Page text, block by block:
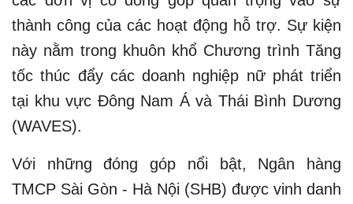
thành công của các hoạt động hỗ trợ. Sự kiện
này nằm trong khuôn khổ Chương trình Tăng
tốc thúc đẩy các doanh nghiệp nữ phát triển
tại khu vực Đông Nam Á và Thái Bình Dương
(WAVES).
Với những đóng góp nổi bật, Ngân hàng
TMCP Sài Gòn - Hà Nội (SHB) được vinh danh